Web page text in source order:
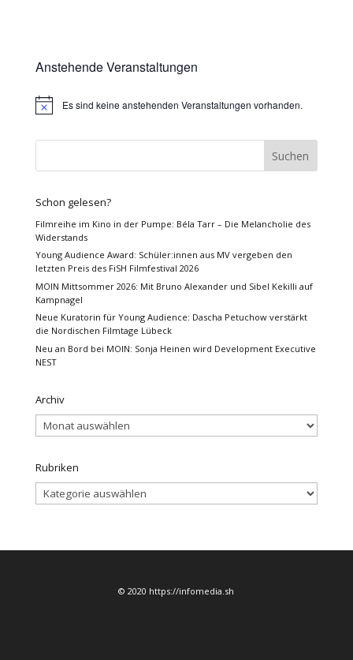
Anstehende Veranstaltungen
HinweisEs sind keine anstehenden Veranstaltungen vorhanden.
Schon gelesen?
Filmreihe im Kino in der Pumpe: Béla Tarr – Die Melancholie des
Widerstands
Young Audience Award: Schüler:innen aus MV vergeben den
letzten Preis des FiSH Filmfestival 2026
MOIN Mittsommer 2026: Mit Bruno Alexander und Sibel Kekilli auf
Kampnagel
Neue Kuratorin für Young Audience: Dascha Petuchow verstärkt
die Nordischen Filmtage Lübeck
Neu an Bord bei MOIN: Sonja Heinen wird Development Executive
NEST
Archiv
Archiv
Rubriken
Rubriken
© 2020 https://infomedia.sh